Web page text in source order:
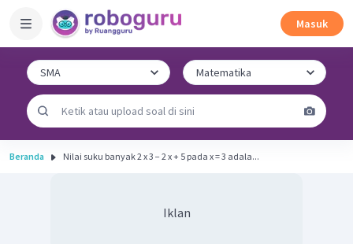
Masuk
Beranda Nilai suku banyak 2 x 3 − 2 x + 5 pada x = 3 adala...
Iklan